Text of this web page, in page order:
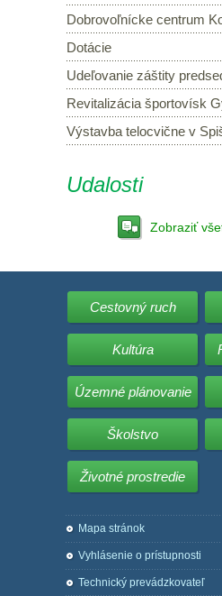
Dobrovoľnícke centrum
Dotácie
Udeľovanie záštity
Revitalizácia športovísk
Výstavba telocvične v
Udalosti
Zobraziť
Cestovný ruch
Kultúra
Územné plánovanie
Školstvo
Životné prostredie
Mapa stránok
Vyhlásenie o prístupnosti
Technický prevádzkovateľ